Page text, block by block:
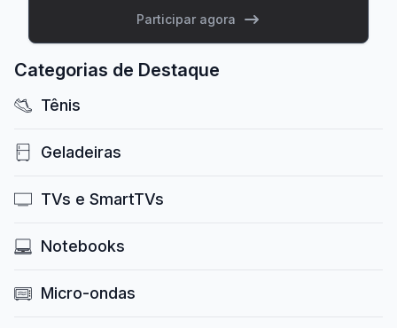
Participar agora
Categorias de Destaque
Tênis
Geladeiras
TVs e SmartTVs
Notebooks
Micro-ondas